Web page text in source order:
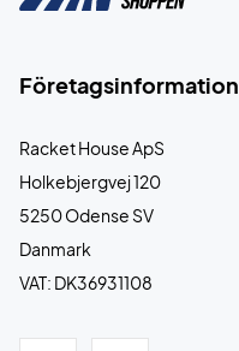
Företagsinformation
Racket House ApS
Holkebjergvej 120
5250 Odense SV
Danmark
VAT: DK36931108